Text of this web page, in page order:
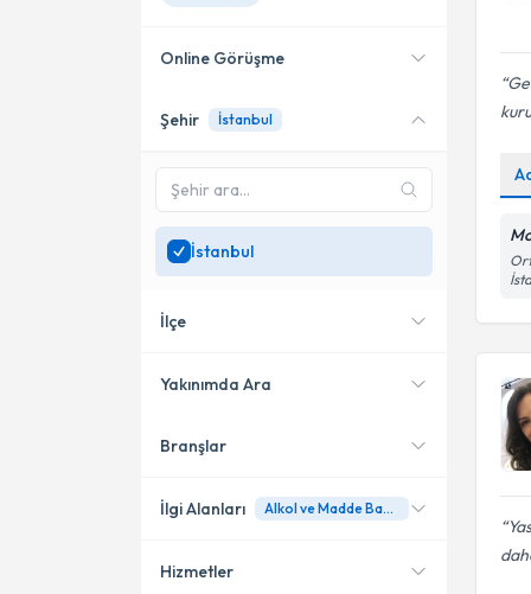
Online Görüşme
Online danışmanlık sunan
Sadeceİstanbul
uzman ara
Şehir İstanbul
İstanbul
İlçe
Kadıköy
Bakırköy
Yakınımda Ara
Konumuma yakın uzmanları
Branşlar
Psikiyatri
İlgi Alanları Alkol ve Madde Bağımlılığı
Hizmetler